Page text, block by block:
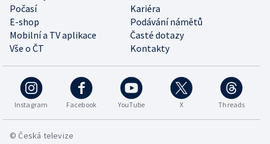
Počasí
Kariéra
E-shop
Podávání námětů
Mobilní a TV aplikace
Časté dotazy
Vše o ČT
Kontakty
Instagram Facebook YouTube X Threads
© Česká televize